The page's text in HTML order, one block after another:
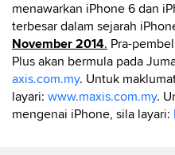
menawarkan iPhone 6 dan
terbesar dalam sejarah
November 2014. Pra-
Plus akan bermula pada
axis.com.my. Untuk
layari: www.maxis.com.my.
mengenai iPhone, sila layari: